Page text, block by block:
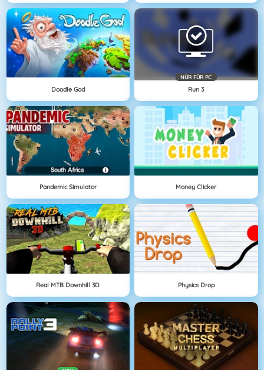
Doodle God
NÜR FÜR PC
Run 3
Pandemic Simulator Money Clicker
Real MTB Downhill 3D Physics Drop